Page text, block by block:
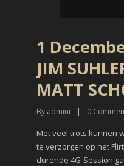
1
JIM
MATT
By admini | 0
Met veel trots kunnen
te verzorgen op het
durende 4G-Session